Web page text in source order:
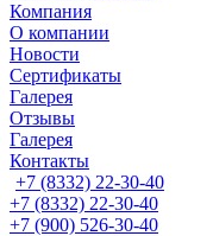
Компания
О компании
Новости
Сертификаты
Галерея
Отзывы
Галерея
Контакты
+7 (8332) 22-30-40
+7 (8332) 22-30-40
+7 (900) 526-30-40